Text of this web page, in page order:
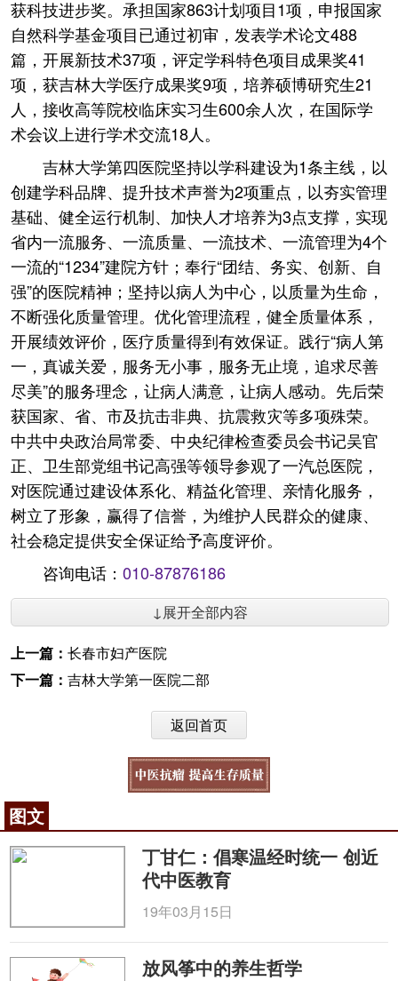
获科技进步奖。承担国家863计划项目1项，申报国家
自然科学基金项目已通过初审，发表学术论文488
篇，开展新技术37项，评定学科特色项目成果奖41
项，获吉林大学医疗成果奖9项，培养硕博研究生21
人，接收高等院校临床实习生600余人次，在国际学
术会议上进行学术交流18人。
吉林大学第四医院坚持以学科建设为1条主线，以
创建学科品牌、提升技术声誉为2项重点，以夯实管理
基础、健全运行机制、加快人才培养为3点支撑，实现
省内一流服务、一流质量、一流技术、一流管理为4个
一流的“1234”建院方针；奉行“团结、务实、创新、自
强”的医院精神；坚持以病人为中心，以质量为生命，
不断强化质量管理。优化管理流程，健全质量体系，
开展绩效评价，医疗质量得到有效保证。践行“病人第
一，真诚关爱，服务无小事，服务无止境，追求尽善
尽美”的服务理念，让病人满意，让病人感动。先后荣
获国家、省、市及抗击非典、抗震救灾等多项殊荣。
中共中央政治局常委、中央纪律检查委员会书记吴官
正、卫生部党组书记高强等领导参观了一汽总医院，
对医院通过建设体系化、精益化管理、亲情化服务，
树立了形象，赢得了信誉，为维护人民群众的健康、
社会稳定提供安全保证给予高度评价。
咨询电话： 010-87876186
↓展开全部内容
上一篇： 长春市妇产医院
下一篇： 吉林大学第一医院二部
返回首页
图文
丁甘仁：倡寒温经时统一 创近
代中医教育
19年03月15日
放风筝中的养生哲学